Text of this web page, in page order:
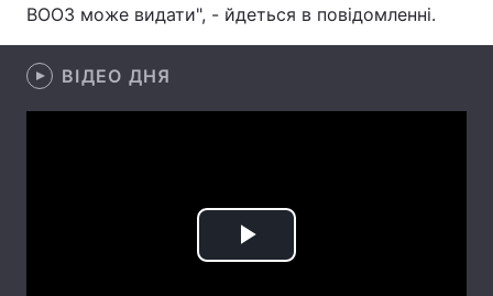
Інтерв'ю Думки
Архів
Контакти
ВООЗ може видати", - йдеться в повідомленні.
ВІДЕО ДНЯ
Play